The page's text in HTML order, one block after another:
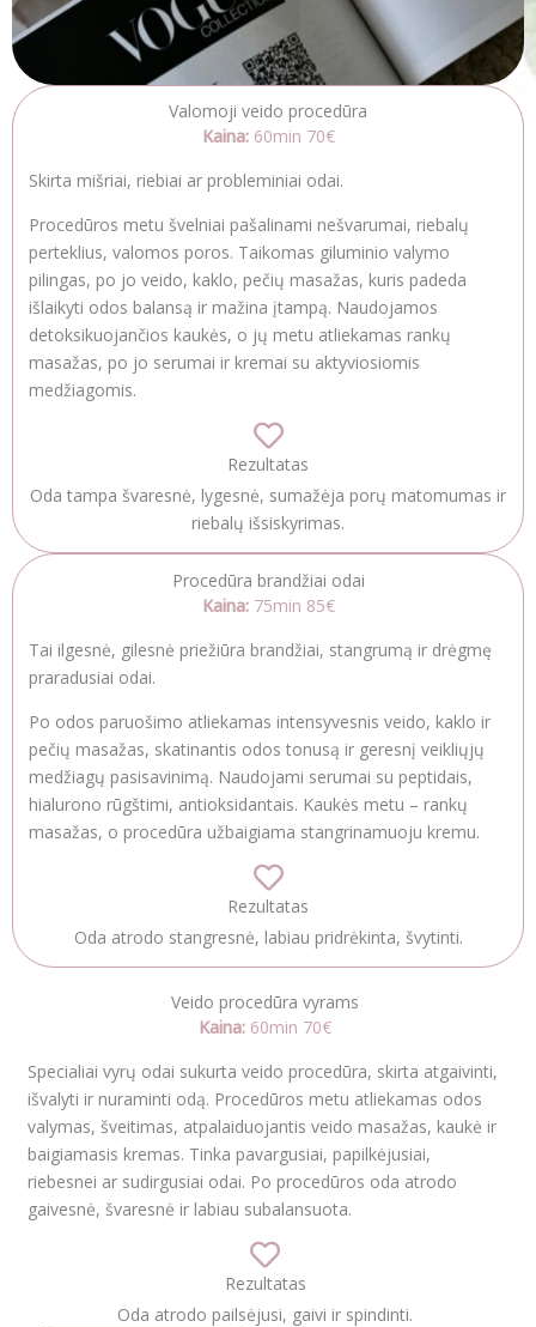
Valomoji veido procedūra
Kaina: 60min 70€
Skirta mišriai, riebiai ar probleminiai odai.
Procedūros metu švelniai pašalinami nešvarumai, riebalų
perteklius, valomos poros. Taikomas giluminio valymo
pilingas, po jo veido, kaklo, pečių masažas, kuris padeda
išlaikyti odos balansą ir mažina įtampą. Naudojamos
detoksikuojančios kaukės, o jų metu atliekamas rankų
masažas, po jo serumai ir kremai su aktyviosiomis
medžiagomis.
Rezultatas
Oda tampa švaresnė, lygesnė, sumažėja porų matomumas ir
riebalų išsiskyrimas.
Procedūra brandžiai odai
Kaina: 75min 85€
Tai ilgesnė, gilesnė priežiūra brandžiai, stangrumą ir drėgmę
praradusiai odai.
Po odos paruošimo atliekamas intensyvesnis veido, kaklo ir
pečių masažas, skatinantis odos tonusą ir geresnį veikliųjų
medžiagų pasisavinimą. Naudojami serumai su peptidais,
hialurono rūgštimi, antioksidantais. Kaukės metu – rankų
masažas, o procedūra užbaigiama stangrinamuoju kremu.
Rezultatas
Oda atrodo stangresnė, labiau pridrėkinta, švytinti.
Veido procedūra vyrams
Kaina: 60min 70€
Specialiai vyrų odai sukurta veido procedūra, skirta atgaivinti,
išvalyti ir nuraminti odą. Procedūros metu atliekamas odos
valymas, šveitimas, atpalaiduojantis veido masažas, kaukė ir
baigiamasis kremas. Tinka pavargusiai, papilkėjusiai,
riebesnei ar sudirgusiai odai. Po procedūros oda atrodo
gaivesnė, švaresnė ir labiau subalansuota.
Rezultatas
Oda atrodo pailsėjusi, gaivi ir spindinti.